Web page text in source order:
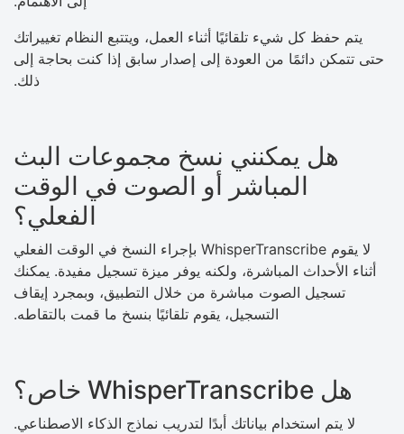
يتم حفظ كل شيء تلقائيًا أثناء العمل، ويتتبع النظام تغييراتك
حتى تتمكن دائمًا من العودة إلى إصدار سابق إذا كنت بحاجة إلى
ذلك.
هل يمكنني نسخ مجموعات البث
المباشر أو الصوت في الوقت
الفعلي؟
لا يقوم WhisperTranscribe بإجراء النسخ في الوقت الفعلي
أثناء الأحداث المباشرة، ولكنه يوفر ميزة تسجيل مفيدة. يمكنك
تسجيل الصوت مباشرة من خلال التطبيق، وبمجرد إيقاف
التسجيل، يقوم تلقائيًا بنسخ ما قمت بالتقاطه.
هل WhisperTranscribe خاص؟
لا يتم استخدام بياناتك أبدًا لتدريب نماذج الذكاء الاصطناعي.